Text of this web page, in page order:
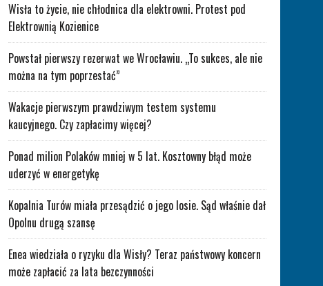
Wisła to życie, nie chłodnica dla elektrowni. Protest pod
Elektrownią Kozienice
Powstał pierwszy rezerwat we Wrocławiu. „To sukces, ale nie
można na tym poprzestać”
Wakacje pierwszym prawdziwym testem systemu
kaucyjnego. Czy zapłacimy więcej?
Ponad milion Polaków mniej w 5 lat. Kosztowny błąd może
uderzyć w energetykę
Kopalnia Turów miała przesądzić o jego losie. Sąd właśnie dał
Opolnu drugą szansę
Enea wiedziała o ryzyku dla Wisły? Teraz państwowy koncern
może zapłacić za lata bezczynności